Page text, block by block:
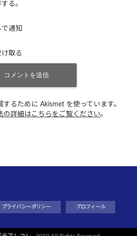
る。
通知
取る
るために Akismet を使っています。
の詳細はこちらをご覧ください。
プライバシーポリシー プロフィール